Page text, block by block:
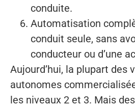
conduite.
Automatisation
conduit seule, sans
conducteur ou d’une
Aujourd’hui, la plupart des
autonomes
les niveaux 2 et 3. Mais